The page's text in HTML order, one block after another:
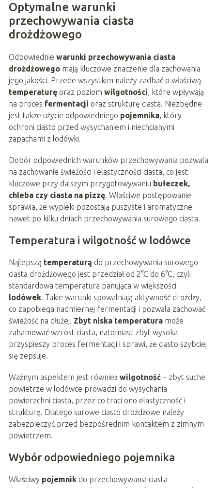
Optymalne warunki
przechowywania ciasta
drożdżowego
Odpowiednie warunki przechowywania ciasta
drożdżowegomają kluczowe znaczenie dla zachowania
jego jakości. Przede wszystkim należy zadbać o właściwą
temperaturęoraz poziom wilgotności, które wpływają
na proces fermentacji oraz strukturę ciasta. Niezbędne
jest także użycie odpowiedniego pojemnika, który
ochroni ciasto przed wysychaniem i niechcianymi
zapachami z lodówki.
Dobór odpowiednich warunków przechowywania pozwala
na zachowanie świeżości i elastyczności ciasta, co jest
kluczowe przy dalszym przygotowywaniu bułeczek,
chleba czy ciasta na pizzę. Właściwe postępowanie
sprawia, że wypieki pozostają puszyste i aromatyczne
nawet po kilku dniach przechowywania surowego ciasta.
Temperatura i wilgotność w lodówce
Najlepszą temperaturą do przechowywania surowego
ciasta drożdżowego jest przedział od 2°C do 6°C, czyli
standardowa temperatura panująca w większości
lodówek. Takie warunki spowalniają aktywność drożdży,
co zapobiega nadmiernej fermentacji i pozwala zachować
świeżość na dłużej. Zbyt niska temperaturamoże
zahamować wzrost ciasta, natomiast zbyt wysoka
przyspieszy proces fermentacji i sprawi, że ciasto szybciej
się zepsuje.
Ważnym aspektem jest również wilgotność– zbyt suche
powietrze w lodówce prowadzi do wysychania
powierzchni ciasta, przez co traci ono elastyczność i
strukturę. Dlatego surowe ciasto drożdżowe należy
zabezpieczyć przed bezpośrednim kontaktem z zimnym
powietrzem.
Wybór odpowiedniego pojemnika
Właściwy pojemnikdo przechowywania ciasta